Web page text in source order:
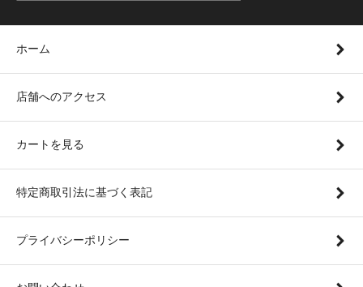
ホーム
店舗へのアクセス
カートを見る
特定商取引法に基づく表記
プライバシーポリシー